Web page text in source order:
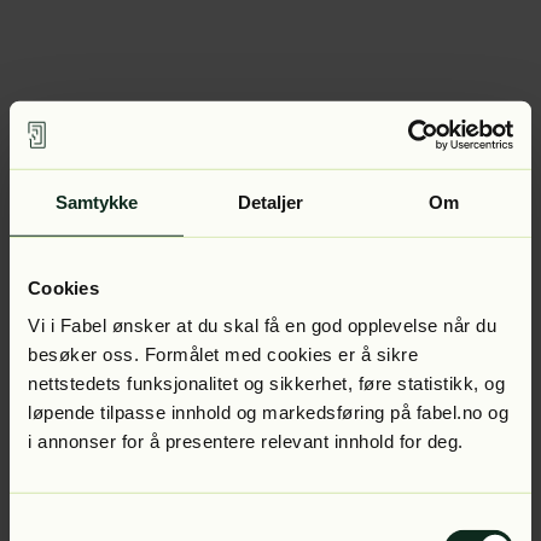
Samtykke Detaljer Om
Cookies
Vi i Fabel ønsker at du skal få en god opplevelse når du
besøker oss. Formålet med cookies er å sikre
nettstedets funksjonalitet og sikkerhet, føre statistikk, og
løpende tilpasse innhold og markedsføring på fabel.no og
i annonser for å presentere relevant innhold for deg.